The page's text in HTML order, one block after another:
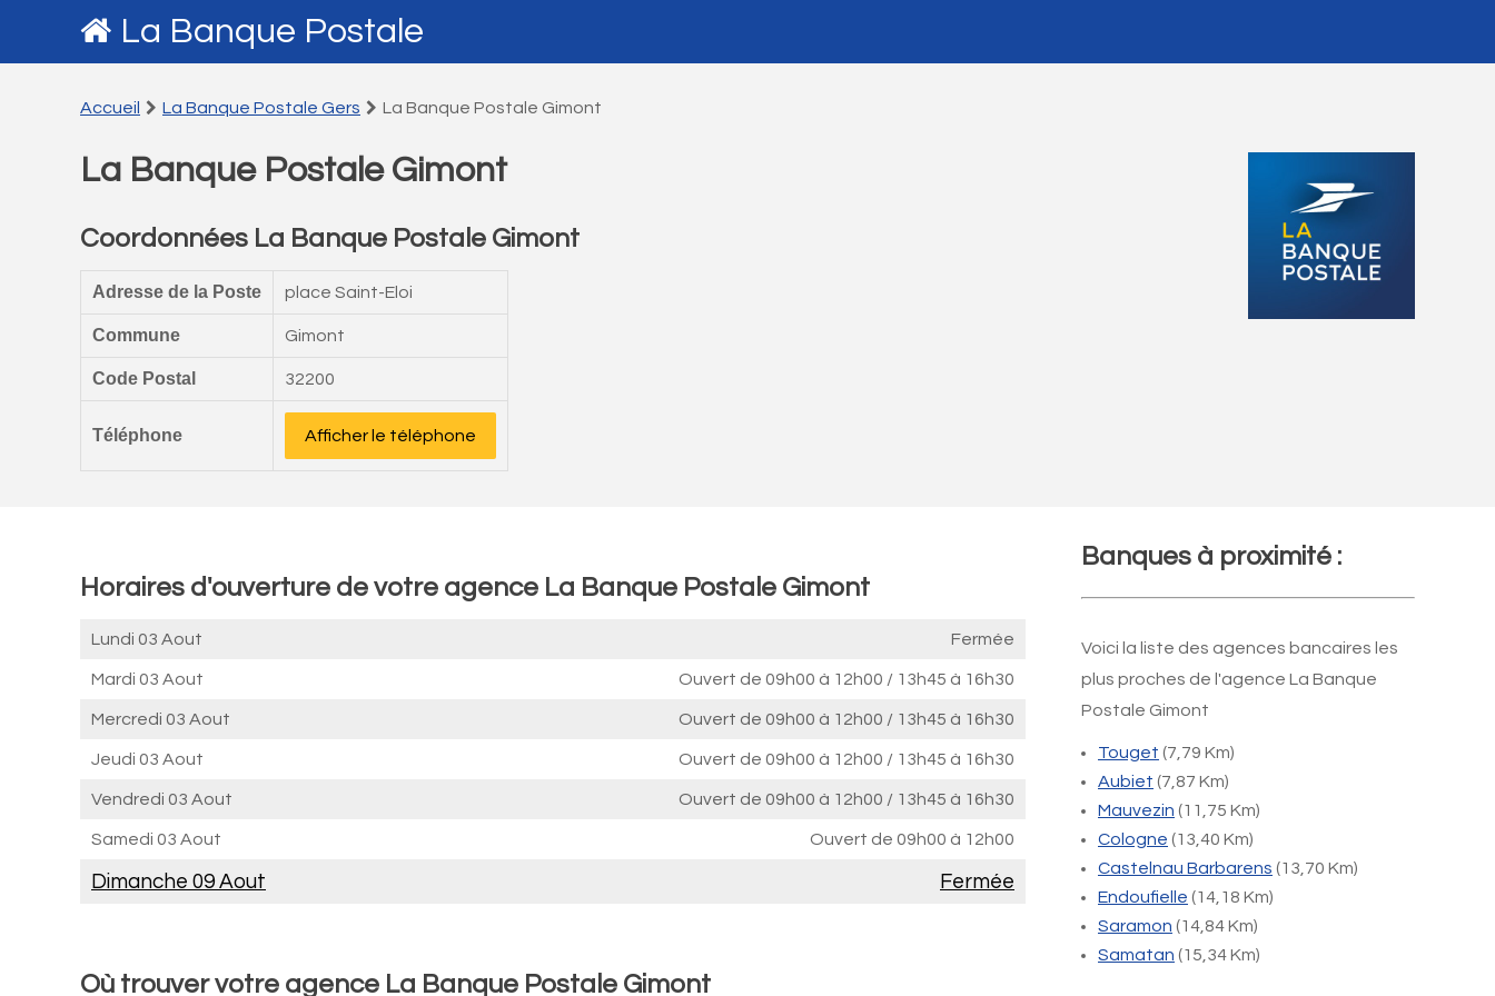
La Banque Postale
Accueil La Banque Postale Gers La Banque Postale Gimont
La Banque Postale Gimont
Coordonnées La Banque Postale Gimont
Adresse de la Poste place Saint-Eloi
Commune Gimont
Code Postal 32200
Téléphone Afficher le téléphone
Horaires d'ouverture de votre agence La Banque Postale Gimont
Lundi 03 Aout Fermée
Mardi 03 Aout Ouvert de 09h00 à 12h00 / 13h45 à 16h30
Mercredi 03 Aout Ouvert de 09h00 à 12h00 / 13h45 à 16h30
Jeudi 03 Aout Ouvert de 09h00 à 12h00 / 13h45 à 16h30
Vendredi 03 Aout Ouvert de 09h00 à 12h00 / 13h45 à 16h30
Samedi 03 Aout Ouvert de 09h00 à 12h00
Dimanche 09 Aout Fermée
Où trouver votre agence La Banque Postale Gimont
Banques à proximité :
Voici la liste des agences bancaires les
plus proches de l'agence La Banque
Postale Gimont
Touget (7,79 Km)
Aubiet (7,87 Km)
Mauvezin (11,75 Km)
Cologne (13,40 Km)
Castelnau Barbarens (13,70 Km)
Endoufielle (14,18 Km)
Saramon (14,84 Km)
Samatan (15,34 Km)